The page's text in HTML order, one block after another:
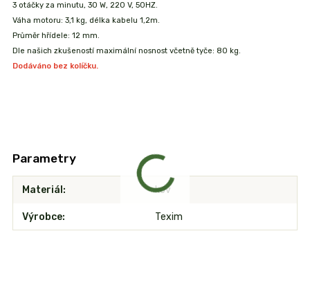
3 otáčky za minutu, 30 W, 220 V, 50HZ.
Váha motoru: 3,1 kg, délka kabelu 1,2m.
Průměr hřídele: 12 mm.
Dle našich zkušeností maximální nosnost včetně tyče: 80 kg.
Dodáváno bez kolíčku.
Parametry
Materiál kov
Výrobce Texim